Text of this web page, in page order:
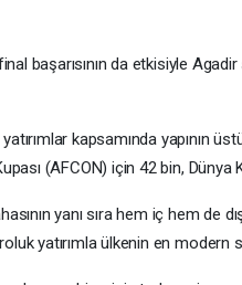
başarısının da etkisiyle
kapsamında yapının
(AFCON) için 42 bin, Dünya
yanı sıra hem iç hem de
yatırımla ülkenin en modern